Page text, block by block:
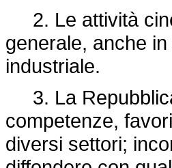
2. Le attività
generale, anche
industriale.
3. La
competenze,
diversi settori;